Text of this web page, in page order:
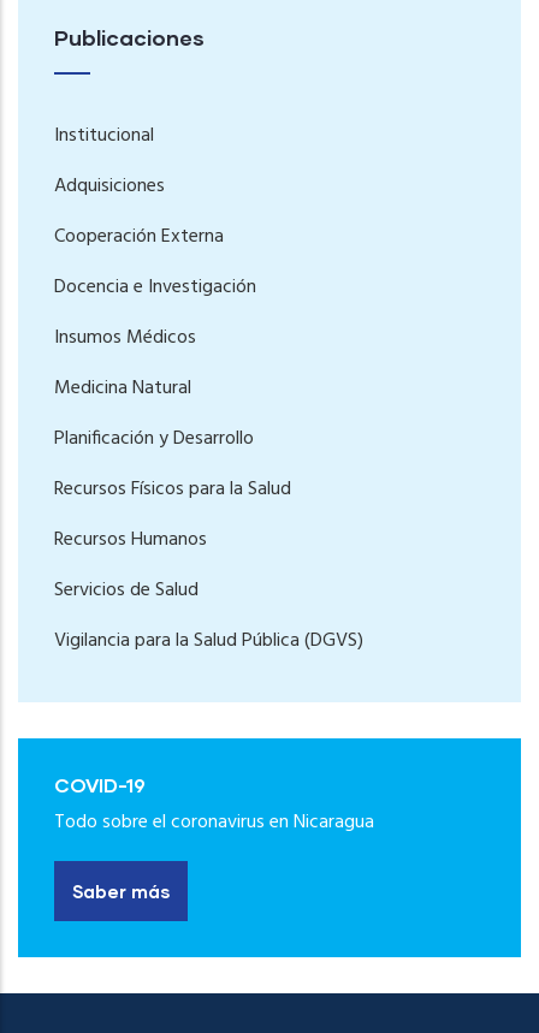
Publicaciones
Institucional
Adquisiciones
Cooperación Externa
Docencia e Investigación
Insumos Médicos
Medicina Natural
Planificación y Desarrollo
Recursos Físicos para la Salud
Recursos Humanos
Servicios de Salud
Vigilancia para la Salud Pública (DGVS)
COVID-19
Todo sobre el coronavirus en Nicaragua
Saber más